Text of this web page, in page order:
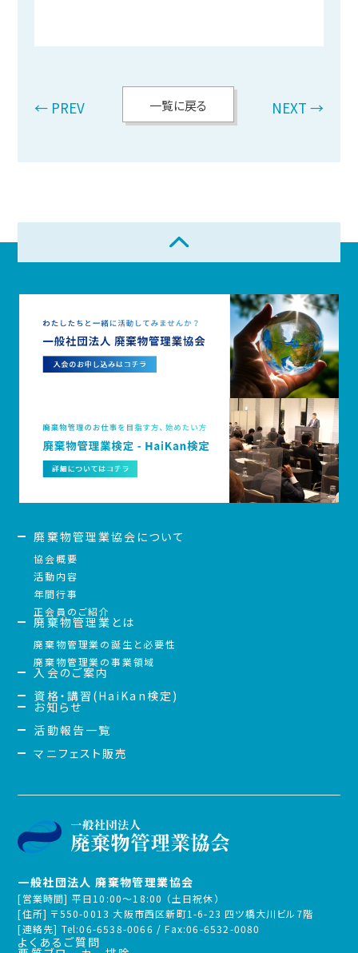
← PREV 一覧に戻る NEXT →
廃棄物管理業協会について
協会概要
活動内容
年間行事
正会員のご紹介
廃棄物管理業とは
廃棄物管理業の誕生と必要性
廃棄物管理業の事業領域
入会のご案内
資格・講習(HaiKan検定)
お知らせ
活動報告一覧
マニフェスト販売
一般社団法人 廃棄物管理業協会
[営業時間] 平日10:00～18:00 （土日祝休）
[住所] 〒550-0013 大阪市西区新町1-6-23 四ツ橋大川ビル7階
[連絡先] Tel:06-6538-0066 / Fax:06-6532-0080
よくあるご質問